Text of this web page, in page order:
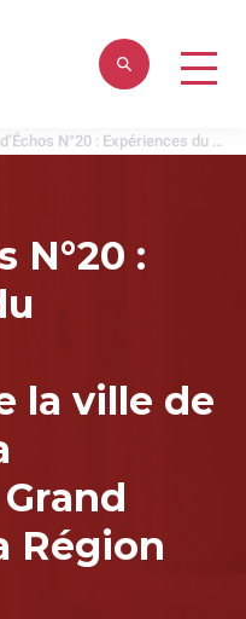
Terres d’Échos N°20 : Expériences du télétravail de Strasbourg, de la ville de Nancy et de la Métropole du Grand Nancy et de la Région Grand Est
N°20 :
la ville de
Région